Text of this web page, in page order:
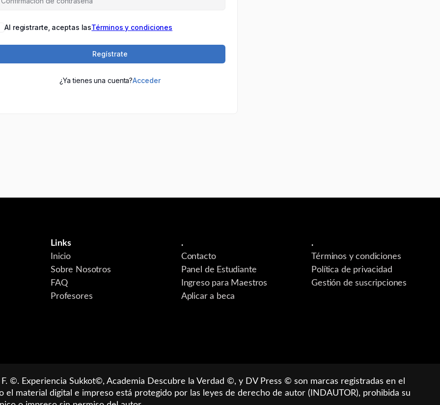
Al registrarte, aceptas lasTérminos y condiciones
Regístrate
¿Ya tienes una cuenta?Acceder
Links
Inicio
Sobre Nosotros
FAQ
Profesores
.
Contacto
Panel de Estudiante
Ingreso para Maestros
Aplicar a beca
.
Términos y condiciones
Política de privacidad
Gestión de suscripciones
©. Experiencia Sukkot©, Academia Descubre la Verdad ©, y DV Press © son marcas registradas en el
material digital e impreso está protegido por las leyes de derecho de autor (INDAUTOR), prohibida su